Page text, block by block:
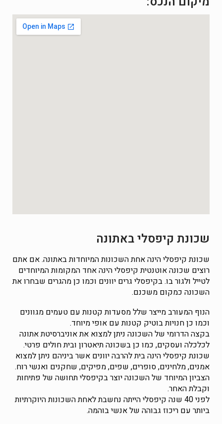
שכונת קיפסלי באתונה
שכונת קיפסלי הינה אחת השכונות המיוחדות באתונה. אם אתם
רוצים שכונה אוטנטית קיפסלי הינה אחד המקומות המיוחדים
לטייל ולגור בו. בקיפסלי גרים יוונים וכמו כן מהגרים שבחרו את
השכונה כמקום משכנם.
הנוף המעורב מייצר שלל מסעדות קטנות עם טעמים מגוונים
וכמו כן חנויות בוטיק קטנות עם אופי מיוחד.
בקצה הדרומי של השכונה ניתן למצוא את אוניברסיטת אתונה
לכלכלה ועסקים, כמו כן בשכונה תיאטרון ובית חולים פרטי.
שכונת קיפסלי הינה בית להרבה יוונים אשר ביניהם ניתן למצוא
אמנים, מלחינים, סופרים, שפים, מפיקים, שחקנים ואנשי רוח.
הצביון המיוחד של השכונה יוצר בקיפסלי תחושה של פתיחות
וקבלת האחר.
לפני 40 שנה קיפסלי הייתה נחשבת לאחת השכונות היוקרתיות
ביותר עם ריכוז גבוהה של אנשי בוהמה.